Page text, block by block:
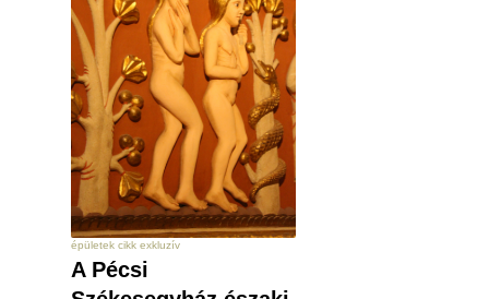
épületek cikk exkluzív
A Pécsi